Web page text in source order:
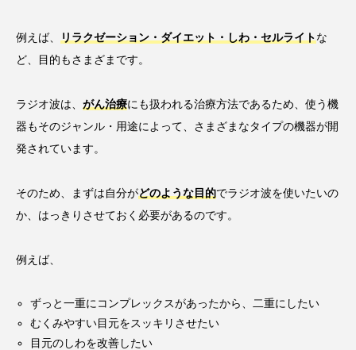
例えば、 リラクゼーション・ダイエット・しわ・セルライト な
ど、目的もさまざまです。
ラジオ波は、 がん治療にも扱われる治療方法であるため、使う機
器もそのジャンル・用途によって、さまざまなタイプの機器が開
発されています。
そのため、まずは自分がどのような目的でラジオ波を使いたいの
か、はっきりさせておく必要があるのです。
例えば、
ずっと一重にコンプレックスがあったから、二重にしたい
むくみやすい目元をスッキリさせたい
目元のしわを改善したい